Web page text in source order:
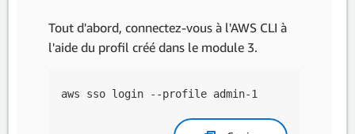
Tout d'abord, connectez-vous à l'AWS CLI à
l'aide du profil créé dans le module 3.
aws sso login --profile admin-1